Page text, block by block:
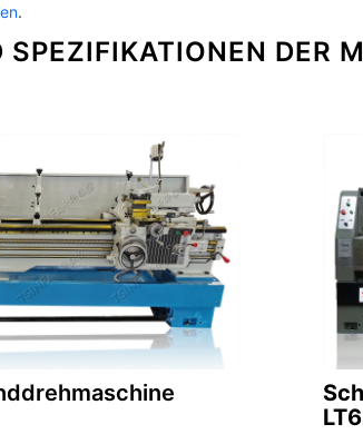
.
SPEZIFIKATIONEN DER